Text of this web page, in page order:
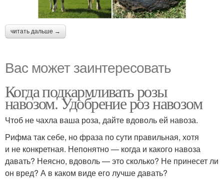
читать дальше →
Вас может заинтересовать
Когда подкармливать розы
навозом. Удобрение роз навозом
Чтоб не чахла ваша роза, дайте вдоволь ей навоза.
Рифма так себе, но фраза по сути правильная, хотя
и не конкретная. Непонятно — когда и какого навоза
давать? Неясно, вдоволь — это сколько? Не принесет ли
он вред? А в каком виде его лучше давать?